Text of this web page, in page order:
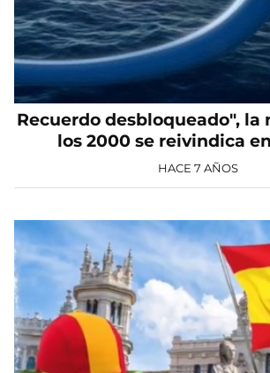
Recuerdo desbloqueado", la
los 2000 se reivindica
HACE 7 AÑOS